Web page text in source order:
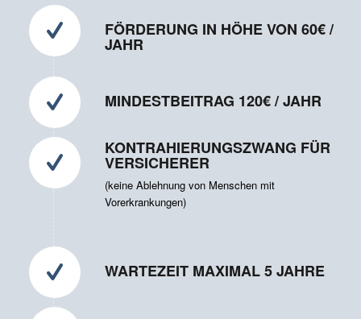
FÖRDERUNG IN HÖHE VON 60€ /
JAHR
MINDESTBEITRAG 120€ / JAHR
KONTRAHIERUNGSZWANG FÜR
VERSICHERER
(keine Ablehnung von Menschen mit
Vorerkrankungen)
WARTEZEIT MAXIMAL 5 JAHRE